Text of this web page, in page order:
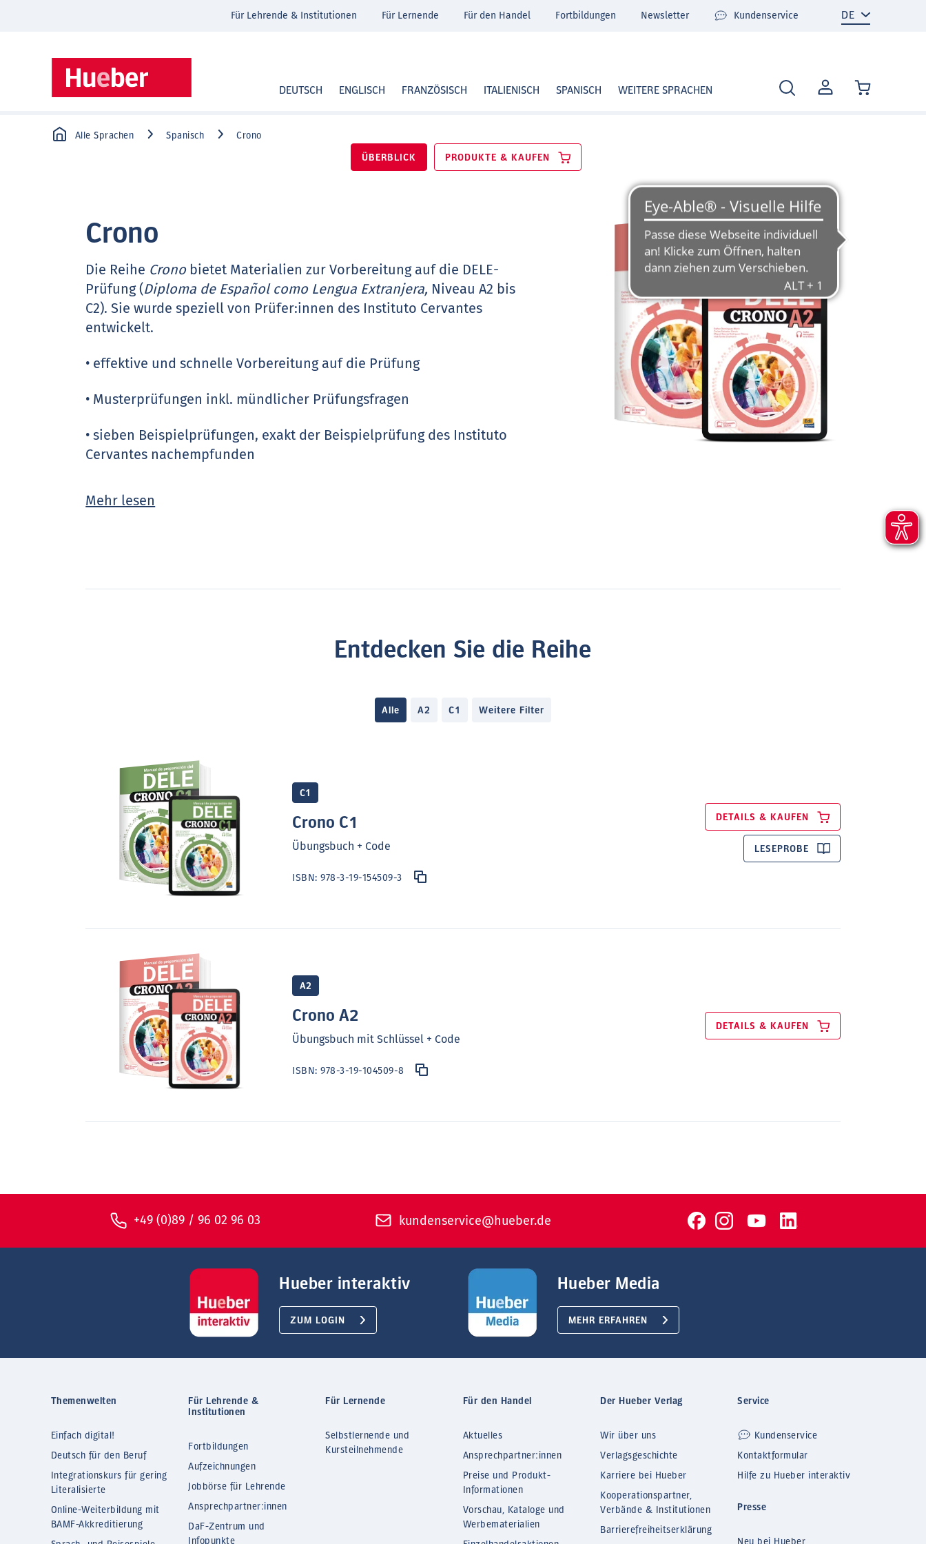
MEIN
KONTO
DEUTSCH ENGLISCH FRANZÖSISCH ITALIENISCH SPANISCH WEITERE SPRACHEN
Für Lehrende & Institutionen Für Lernende Für den Handel Fortbildungen Newsletter Kundenservice
Alle Sprachen Spanisch Crono
ÜBERBLICK PRODUKTE & KAUFEN
Crono
Die Reihe Cronobietet Materialien zur Vorbereitung auf die DELE-
Prüfung (Diploma de Español como Lengua Extranjera, Niveau A2 bis
C2). Sie wurde speziell von Prüfer:innen des Instituto Cervantes
entwickelt.
• effektive und schnelle Vorbereitung auf die Prüfung
• Musterprüfungen inkl. mündlicher Prüfungsfragen
• sieben Beispielprüfungen, exakt der Beispielprüfung des Instituto
Cervantes nachempfunden
• ELEteca mit weiteren Materialien (Audiodateien, Transkriptionen,
nach Themen geordnetes Vokabular und mehr)
Mehr lesen
Entdecken Sie die Reihe
Alle A2 C1 Weitere Filter
C1
Crono C1
Übungsbuch + Code
ISBN:978-3-19-154509-3
DETAILS & KAUFEN
LESEPROBE
A2
Crono A2
Übungsbuch mit Schlüssel + Code
ISBN:978-3-19-104509-8
DETAILS & KAUFEN
+49 (0)89 / 96 02 96 03 kundenservice@hueber.de
Hueber interaktiv
ZUM LOGIN
Hueber Media
MEHR ERFAHREN
Themenwelten
Einfach digital!
Deutsch für den Beruf
Integrationskurs für gering
Literalisierte
Online-Weiterbildung mit
BAMF-Akkreditierung
Für Lehrende &
Institutionen
Fortbildungen
Aufzeichnungen
Jobbörse für Lehrende
Ansprechpartner:innen
DaF-Zentrum und
Infopunkte
Für Lernende
Selbstlernende und
Kursteilnehmende
Für den Handel
Aktuelles
Ansprechpartner:innen
Preise und Produkt-
Informationen
Vorschau, Kataloge und
Werbematerialien
Der Hueber Verlag
Wir über uns
Verlagsgeschichte
Karriere bei Hueber
Kooperationspartner,
Verbände & Institutionen
Barrierefreiheitserklärung
Service
Kundenservice
Kontaktformular
Hilfe zu Hueber interaktiv
Presse
Neu bei Hueber